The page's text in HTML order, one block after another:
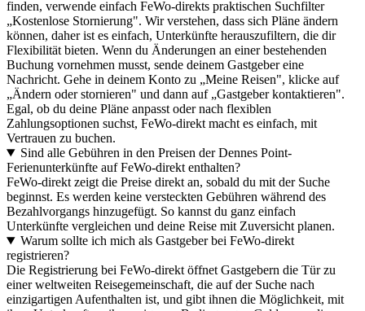
finden, verwende einfach FeWo-direkts praktischen Suchfilter
„Kostenlose Stornierung". Wir verstehen, dass sich Pläne ändern
können, daher ist es einfach, Unterkünfte herauszufiltern, die dir
Flexibilität bieten. Wenn du Änderungen an einer bestehenden
Buchung vornehmen musst, sende deinem Gastgeber eine
Nachricht. Gehe in deinem Konto zu „Meine Reisen", klicke auf
„Ändern oder stornieren" und dann auf „Gastgeber kontaktieren".
Egal, ob du deine Pläne anpasst oder nach flexiblen
Zahlungsoptionen suchst, FeWo-direkt macht es einfach, mit
Vertrauen zu buchen.
Sind alle Gebühren in den Preisen der Dennes Point-
Ferienunterkünfte auf FeWo-direkt enthalten?
FeWo-direkt zeigt die Preise direkt an, sobald du mit der Suche
beginnst. Es werden keine versteckten Gebühren während des
Bezahlvorgangs hinzugefügt. So kannst du ganz einfach
Unterkünfte vergleichen und deine Reise mit Zuversicht planen.
Warum sollte ich mich als Gastgeber bei FeWo-direkt
registrieren?
Die Registrierung bei FeWo-direkt öffnet Gastgebern die Tür zu
einer weltweiten Reisegemeinschaft, die auf der Suche nach
einzigartigen Aufenthalten ist, und gibt ihnen die Möglichkeit, mit